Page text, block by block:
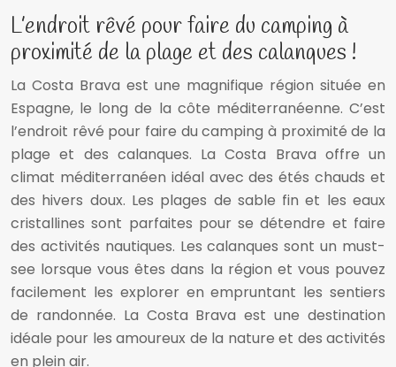
L’endroit rêvé pour faire du camping à
proximité de la plage et des calanques !
La Costa Brava est une magnifique région située en
Espagne, le long de la côte méditerranéenne. C’est
l’endroit rêvé pour faire du camping à proximité de la
plage et des calanques. La Costa Brava offre un
climat méditerranéen idéal avec des étés chauds et
des hivers doux. Les plages de sable fin et les eaux
cristallines sont parfaites pour se détendre et faire
des activités nautiques. Les calanques sont un must-
see lorsque vous êtes dans la région et vous pouvez
facilement les explorer en empruntant les sentiers
de randonnée. La Costa Brava est une destination
idéale pour les amoureux de la nature et des activités
en plein air.